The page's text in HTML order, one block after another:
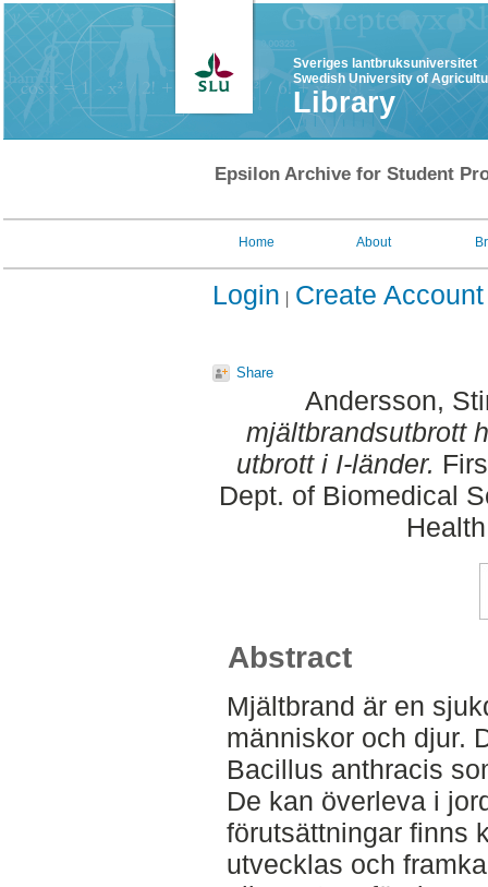
Sveriges lantbruksuniversitet
Swedish University of
Library
Epsilon Archive for Student
Home About
Login Create Account
Share
Andersson,
mjältbrandsutbrott
utbrott i I-länder.
Dept. of Biomedical
Abstract
Mjältbrand är en
människor och djur.
Bacillus anthracis
De kan överleva i
förutsättningar finns
utvecklas och